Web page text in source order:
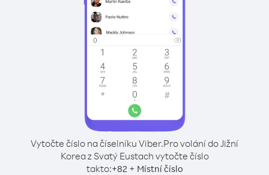
Vytočte číslo na číselníku Viber.Pro volání do Jižní
Korea z Svatý Eustach vytočte číslo
takto:+82+ Místní číslo